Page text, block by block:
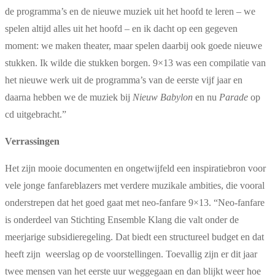
de programma’s en de nieuwe muziek uit het hoofd te leren – we
spelen altijd alles uit het hoofd – en ik dacht op een gegeven
moment: we maken theater, maar spelen daarbij ook goede nieuwe
stukken. Ik wilde die stukken borgen. 9×13 was een compilatie van
het nieuwe werk uit de programma’s van de eerste vijf jaar en
daarna hebben we de muziek bij Nieuw Babylon en nu Parade op
cd uitgebracht.”
Verrassingen
Het zijn mooie documenten en ongetwijfeld een inspiratiebron voor
vele jonge fanfareblazers met verdere muzikale ambities, die vooral
onderstrepen dat het goed gaat met neo-fanfare 9×13. “Neo-fanfare
is onderdeel van Stichting Ensemble Klang die valt onder de
meerjarige subsidieregeling. Dat biedt een structureel budget en dat
heeft zijn weerslag op de voorstellingen. Toevallig zijn er dit jaar
twee mensen van het eerste uur weggegaan en dan blijkt weer hoe